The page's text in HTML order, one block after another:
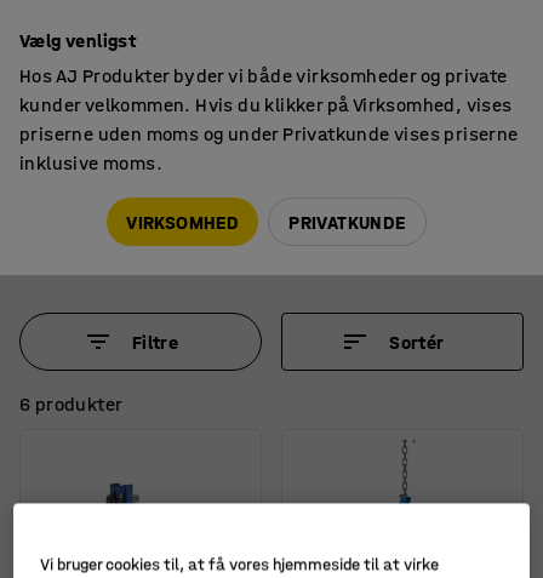
Tøndeløft og tøndevogne
Filtre Sortér
6 produkter
Vælg venligst
Hos AJ Produkter byder vi både virksomheder og private
kunder velkommen. Hvis du klikker på Virksomhed, vises
priserne uden moms og under Privatkunde vises priserne
inklusive moms.
VIRKSOMHED PRIVATKUNDE
Vi bruger cookies til, at få vores hjemmeside til at virke